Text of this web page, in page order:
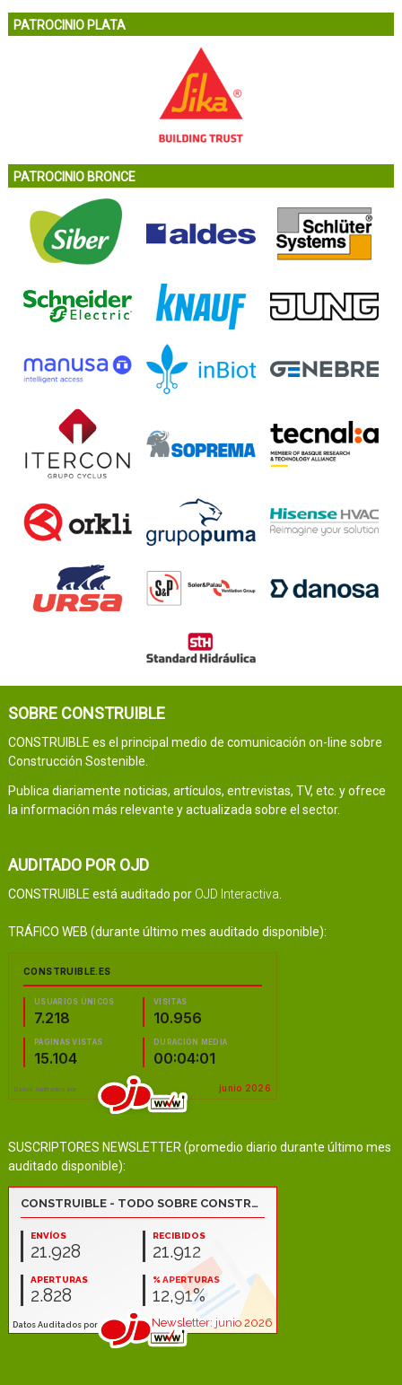
PATROCINIO PLATA
PATROCINIO BRONCE
SOBRE CONSTRUIBLE
CONSTRUIBLE es el principal medio de comunicación on-line sobre
Construcción Sostenible.
Publica diariamente noticias, artículos, entrevistas, TV, etc. y ofrece
la información más relevante y actualizada sobre el sector.
AUDITADO POR OJD
CONSTRUIBLE está auditado por OJD Interactiva
TRÁFICO WEB (durante último mes auditado disponible):
SUSCRIPTORES NEWSLETTER (promedio diario durante último mes
auditado disponible):